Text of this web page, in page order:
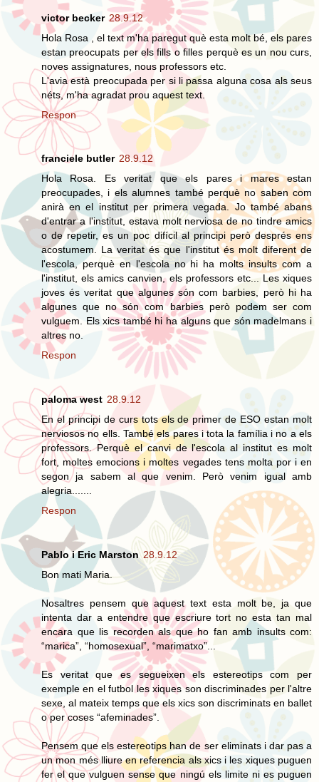
victor becker 28.9.12
Hola Rosa , el text m'ha paregut què esta molt bé, els pares
estan preocupats per els fills o filles perquè es un nou curs,
noves assignatures, nous professors etc.
L'avia està preocupada per si li passa alguna cosa als seus
néts, m'ha agradat prou aquest text.
Respon
franciele butler 28.9.12
Hola Rosa. Es veritat que els pares i mares estan
preocupades, i els alumnes també perquè no saben com
anirà en el institut per primera vegada. Jo també abans
d'entrar a l'institut, estava molt nerviosa de no tindre amics
o de repetir, es un poc difícil al principi però després ens
acostumem. La veritat és que l'institut és molt diferent de
l'escola, perquè en l'escola no hi ha molts insults com a
l'institut, els amics canvien, els professors etc... Les xiques
joves és veritat que algunes són com barbies, però hi ha
algunes que no són com barbies però podem ser com
vulguem. Els xics també hi ha alguns que són madelmans i
altres no.
Respon
paloma west 28.9.12
En el principi de curs tots els de primer de ESO estan molt
nerviosos no ells. També els pares i tota la família i no a els
professors. Perquè el canvi de l'escola al institut es molt
fort, moltes emocions i moltes vegades tens molta por i en
segon ja sabem al que venim. Però venim igual amb
alegria.......
Respon
Pablo i Eric Marston 28.9.12
Bon mati Maria.
Nosaltres pensem que aquest text esta molt be, ja que
intenta dar a entendre que escriure tort no esta tan mal
encara que lis recorden als que ho fan amb insults com:
“marica”, “homosexual”, “marimatxo”...
Es veritat que es segueixen els estereotips com per
exemple en el futbol les xiques son discriminades per l'altre
sexe, al mateix temps que els xics son discriminats en ballet
o per coses “afeminades”.
Pensem que els estereotips han de ser eliminats i dar pas a
un mon més lliure en referencia als xics i les xiques puguen
fer el que vulguen sense que ningú els limite ni es puguen